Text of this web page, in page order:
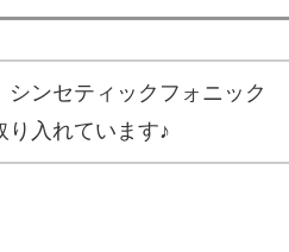
ンセティックフォニック
り入れています♪